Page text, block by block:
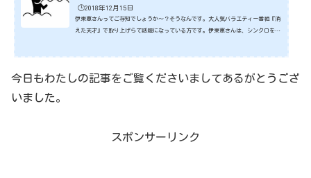
🕒️2018年12月15日
伊東恵さんってご存知でしょうか～？そうなんです。大人気バラエティー番組『消
えた天才』で取り上げらて話題になっている方です。伊東恵さんは、シンクロをさ
ょう♪スポンサーリンク (adsbygoogle = window.adsbygoogle || ).push({});
今日もわたしの記事をご覧くださいましてあるがとうござ
いました。
スポンサーリンク